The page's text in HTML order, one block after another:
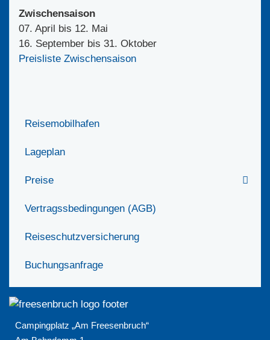
Zwischensaison
07. April bis 12. Mai
16. September bis 31. Oktober
Preisliste Zwischensaison
Reisemobilhafen
Lageplan
Preise
Vertragssbedingungen (AGB)
Reiseschutzversicherung
Buchungsanfrage
Campingplatz „Am Freesenbruch“